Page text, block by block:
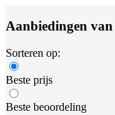
Aanbiedingen
Sorteren op:
Beste prijs
Beste beoordeling